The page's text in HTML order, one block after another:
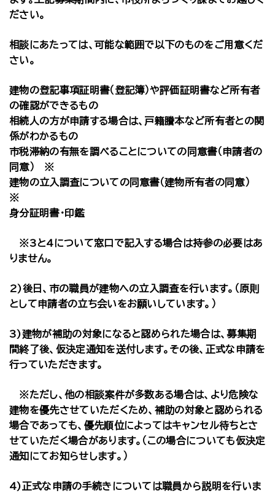
ださい。
相談にあたっては、可能な範囲で以下のものをご用意くだ
さい。
建物の登記事項証明書（登記簿）や評価証明書など所有者
の確認ができるもの
相続人の方が申請する場合は、戸籍謄本など所有者との関
係がわかるもの
市税滞納の有無を調べることについての同意書（申請者の
同意） ※
建物の立入調査についての同意書（建物所有者の同意）
※
身分証明書・印鑑
※3と4について窓口で記入する場合は持参の必要はあ
りません。
2)後日、市の職員が建物への立入調査を行います。（原則
として申請者の立ち会いをお願いしています。）
3)建物が補助の対象になると認められた場合は、募集期
間終了後、仮決定通知を送付します。その後、正式な申請を
行っていただきます。
※ただし、他の相談案件が多数ある場合は、より危険な
建物を優先させていただくため、補助の対象と認められる
場合であっても、優先順位によってはキャンセル待ちとさ
せていただく場合があります。（この場合についても仮決定
通知にてお知らせします。）
4)正式な申請の手続きについては職員から説明を行いま